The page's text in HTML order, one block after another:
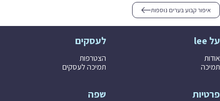
איפור קבוע בערים נוספות
על lee
אודות
תמיכה
לעסקים
הצטרפות
תמיכה לעסקים
פרטיות שפה